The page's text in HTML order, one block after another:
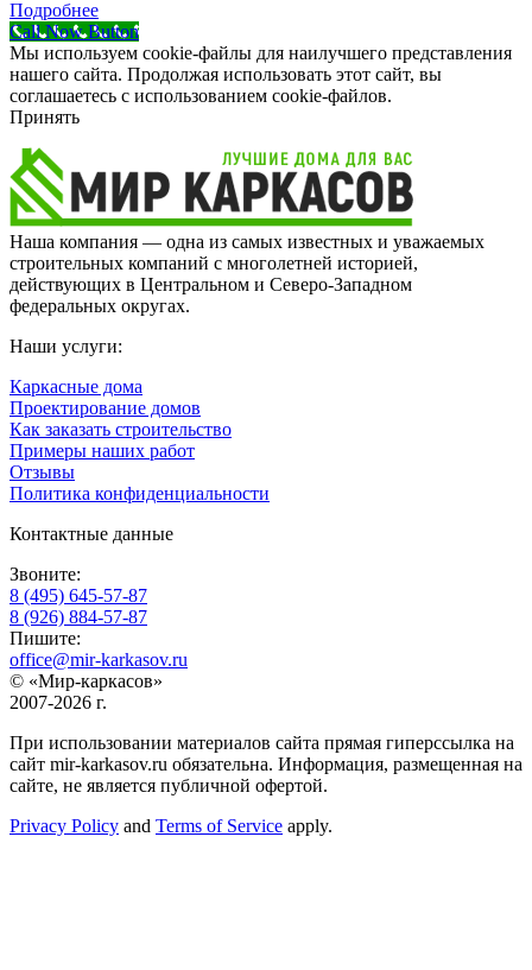
Подробнее
Call Now Button
Мы используем cookie-файлы для наилучшего представления
нашего сайта. Продолжая использовать этот сайт, вы
соглашаетесь с использованием cookie-файлов.
Принять
Наша компания — одна из самых известных и уважаемых
строительных компаний с многолетней историей,
действующих в Центральном и Северо-Западном
федеральных округах.
Наши услуги:
Каркасные дома
Проектирование домов
Как заказать строительство
Примеры наших работ
Отзывы
Политика конфиденциальности
Контактные данные
Звоните:
8 (495) 645-57-87
8 (926) 884-57-87
Пишите:
office@mir-karkasov.ru
© «Мир-каркасов»
2007-2026 г.
При использовании материалов сайта прямая гиперссылка на
сайт mir-karkasov.ru обязательна. Информация, размещенная на
сайте, не является публичной офертой.
Privacy Policy and Terms of Service apply.